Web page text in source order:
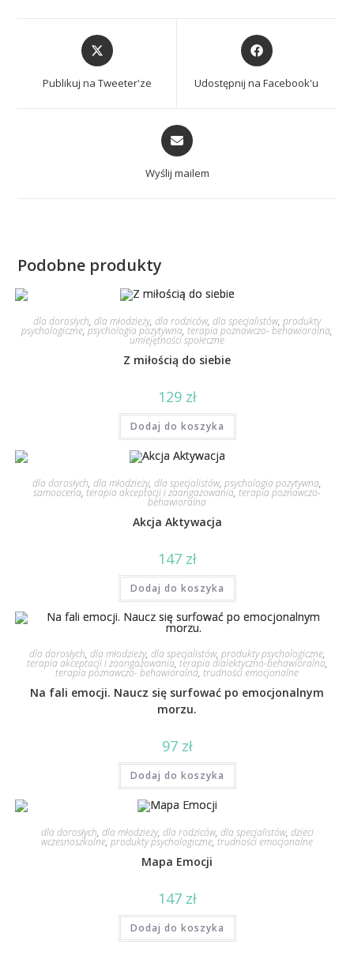
Publikuj na Tweeter'ze Udostępnij na Facebook'u
Wyślij mailem
Podobne produkty
dla dorosłych, dla młodzieży, dla rodziców, dla specjalistów, produkty
psychologiczne, psychologia pozytywna, terapia poznawczo- behawioralna,
umiejętności społeczne
Z miłością do siebie
129 zł
Dodaj do koszyka
dla dorosłych, dla młodzieży, dla specjalistów, psychologia pozytywna,
samoocena, terapia akceptacji i zaangażowania, terapia poznawczo-
behawioralna
Akcja Aktywacja
147 zł
Dodaj do koszyka
dla dorosłych, dla młodzieży, dla specjalistów, produkty psychologiczne,
terapia akceptacji i zaangażowania, terapia dialektyczno-behawioralna,
terapia poznawczo- behawioralna, trudności emocjonalne
Na fali emocji. Naucz się surfować po emocjonalnym
morzu.
97 zł
Dodaj do koszyka
dla dorosłych, dla młodzieży, dla rodziców, dla specjalistów, dzieci
wczesnoszkolne, produkty psychologiczne,trudności emocjonalne
Mapa Emocji
147 zł
Dodaj do koszyka